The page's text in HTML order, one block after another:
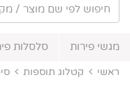
מגשי פירות סלסלות
ראשי קטלוג תוספות